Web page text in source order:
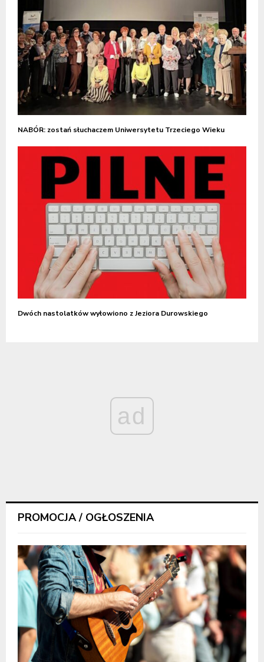
NABÓR: zostań słuchaczem Uniwersytetu Trzeciego Wieku
Dwóch nastolatków wyłowiono z Jeziora Durowskiego
ad
PROMOCJA / OGŁOSZENIA